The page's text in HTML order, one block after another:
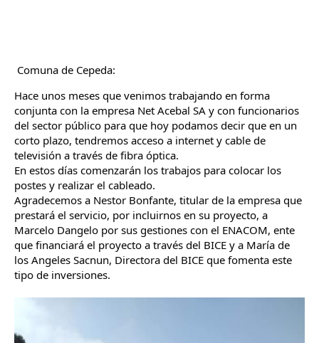
Comuna de Cepeda:
Hace unos meses que venimos trabajando en forma
conjunta con la empresa Net Acebal SA y con funcionarios
del sector público para que hoy podamos decir que en un
corto plazo, tendremos acceso a internet y cable de
televisión a través de fibra óptica.
En estos días comenzarán los trabajos para colocar los
postes y realizar el cableado.
Agradecemos a Nestor Bonfante, titular de la empresa que
prestará el servicio, por incluirnos en su proyecto, a
Marcelo Dangelo por sus gestiones con el ENACOM, ente
que financiará el proyecto a través del BICE y a María de
los Angeles Sacnun, Directora del BICE que fomenta este
tipo de inversiones.